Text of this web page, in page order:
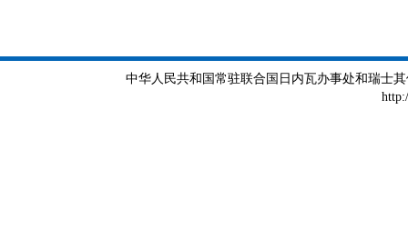
中华人民共和国常驻联合国日内瓦办事处和瑞士